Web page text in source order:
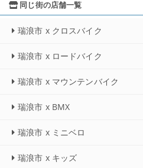
同じ街の店舗一覧
瑞浪市 x クロスバイク
瑞浪市 x ロードバイク
瑞浪市 x マウンテンバイク
瑞浪市 x BMX
瑞浪市 x ミニベロ
瑞浪市 x キッズ